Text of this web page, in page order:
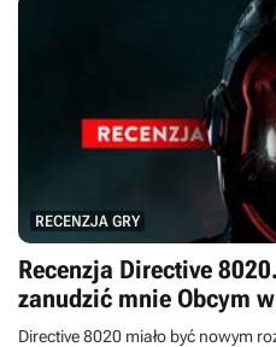
RECENZJA GRY
Recenzja Directive
zanudzić mnie Obcym
Directive 8020 miało być nowym